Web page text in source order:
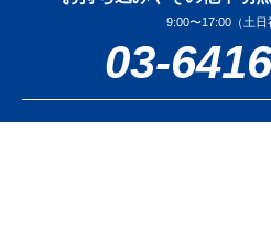
9:00〜17:00（土日
03-